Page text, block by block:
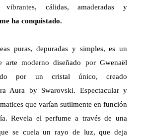
vibrantes, cálidas, amaderadas y
ha conquistado.
puras, depuradas y simples, es un
arte moderno diseñado por Gwenaël
por un cristal único, creado
Aura by Swarovski. Espectacular y
que varían sutilmente en función
Revela el perfume a través de una
se cuela un rayo de luz, que deja